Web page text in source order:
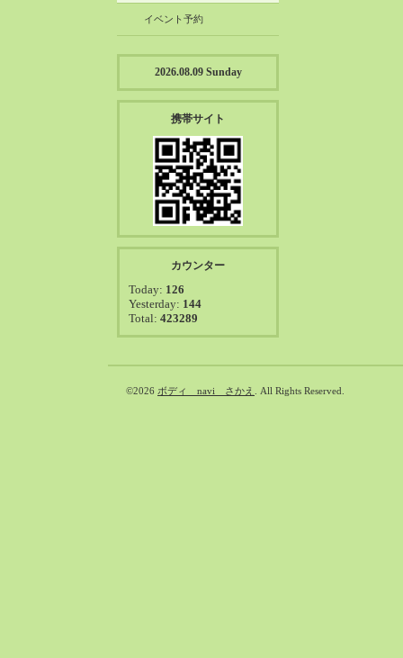
イベント予約
2026.08.09 Sunday
携帯サイト
カウンター
Today: 126
Yesterday: 144
Total: 423289
©2026 ボディ navi さかえ . All Rights Reserved.